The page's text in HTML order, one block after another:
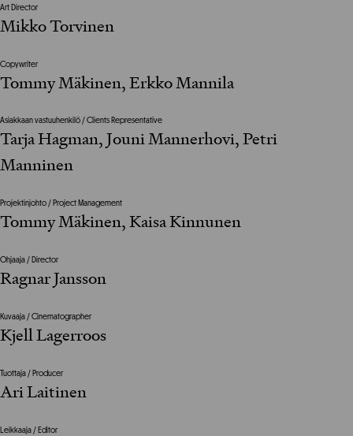
Art Director
Mikko Torvinen
Copywriter
Tommy Mäkinen, Erkko Mannila
Asiakkaan vastuuhenkilö / Clients Representative
Tarja Hagman, Jouni Mannerhovi, Petri
Manninen
Projektinjohto / Project Management
Tommy Mäkinen, Kaisa Kinnunen
Ohjaaja / Director
Ragnar Jansson
Kuvaaja / Cinematographer
Kjell Lagerroos
Tuottaja / Producer
Ari Laitinen
Leikkaaja / Editor